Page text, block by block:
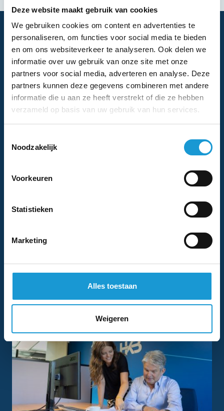
Deze website maakt gebruik van cookies
We gebruiken cookies om content en advertenties te
personaliseren, om functies voor social media te bieden
en om ons websiteverkeer te analyseren. Ook delen we
informatie over uw gebruik van onze site met onze
partners voor social media, adverteren en analyse. Deze
partners kunnen deze gegevens combineren met andere
informatie die u aan ze heeft verstrekt of die ze hebben
verzameld op basis van uw gebruik van hun services.
Noodzakelijk
Voorkeuren
Statistieken
Marketing
Alles toestaan
Weigeren
Waarom tegenslagen kansen
zijn
De grote vraag is: hoe kun je jezelf blijven motiveren
wanneer alles tegenzit? Het antwoord ligt in de manier
waarop je naar tegenslagen kijkt. In plaats van ze te
zien als nederlagen, kun je ze beschouwen als
leermomenten, als kansen om te groeien. Want, zoals
het oude gezegde luidt: Wat je niet breekt, maakt je
Elke keer dat je faalt, leer je iets nieuws. Elke keer dat je
ervaring en inzichten groei je als ondernemer. In wezen
vormen de uitdagingen je tot een sterker, slimmere en
meer veerkrachtige ondernemer. Ze helpen je scherp te
blijven, je strategie aan te passen en je te verbeteren.
een stap terugzet.